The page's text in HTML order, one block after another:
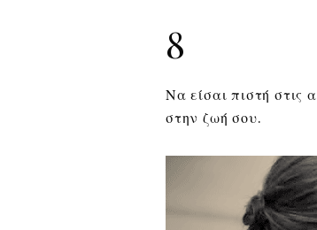
8
Να είσαι πιστή στις
στην ζωή σου.